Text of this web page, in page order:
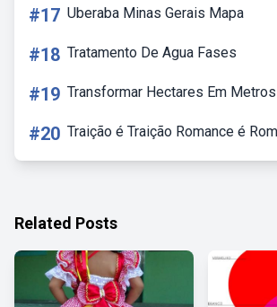
#17 Uberaba Minas Gerais Mapa
#18 Tratamento De Agua Fases
#19 Transformar Hectares Em
#20 Traição é Traição Romance é
Related Posts